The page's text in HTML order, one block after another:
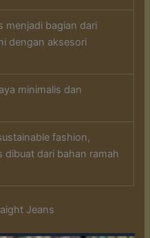
menjadi bagian dari
dengan aksesori
minimalis dan
fashion,
dibuat dari bahan ramah
Jeans